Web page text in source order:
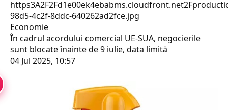
Economie
În cadrul acordului comercial UE-SUA, negocierile
sunt blocate înainte de 9 iulie, data limită
04 Jul 2025, 10:57